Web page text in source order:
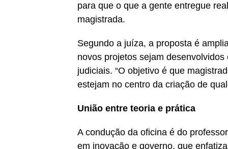
para que o que a gente entregue
magistrada.
Segundo a juíza, a proposta é
novos projetos sejam
judiciais. “O objetivo é que
estejam no centro da criação de
União entre teoria e prática
A condução da oficina é do
em inovação e governo, que